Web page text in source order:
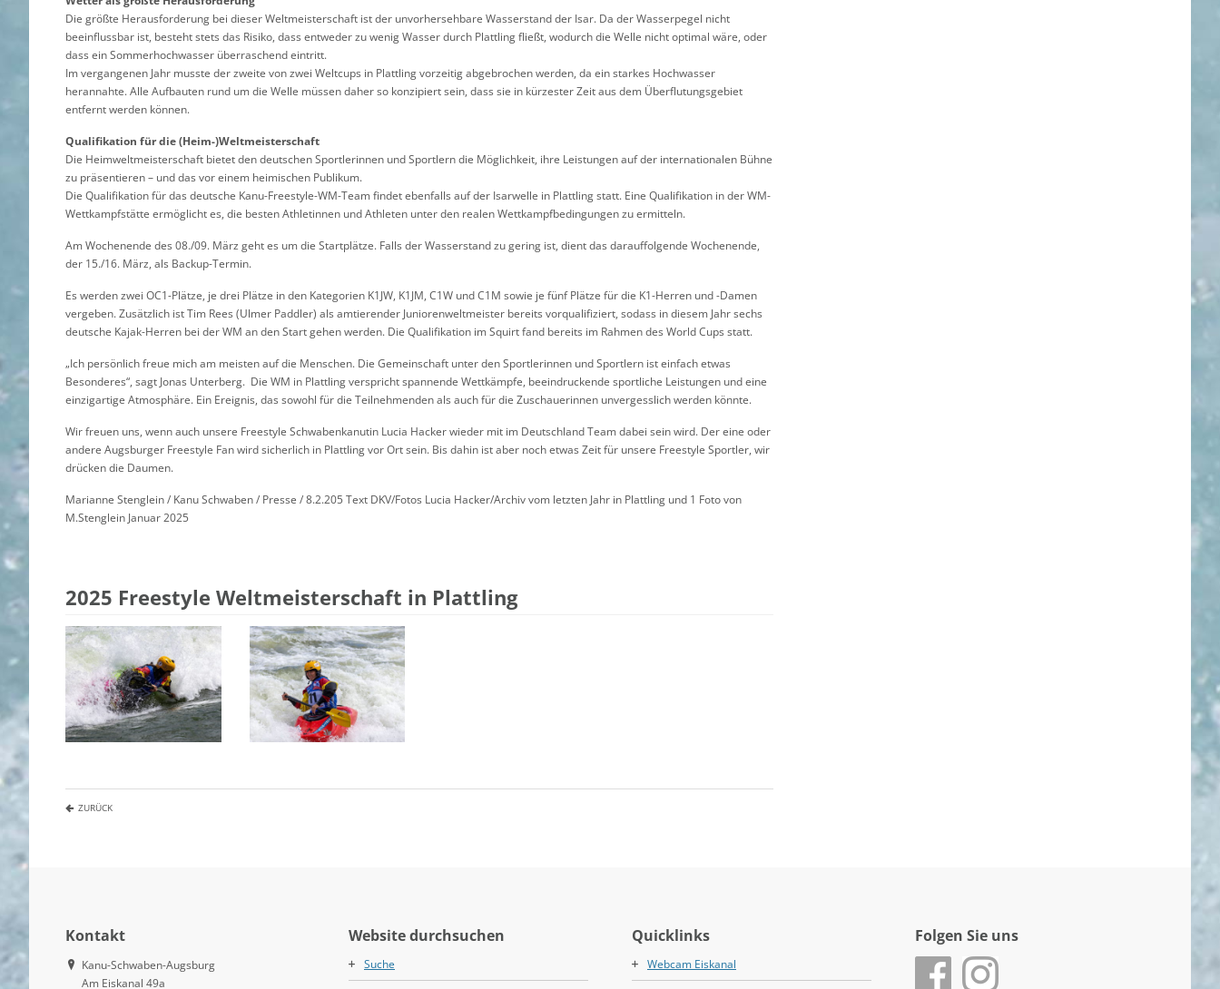
Die größte Herausforderung bei dieser Weltmeisterschaft ist der unvorhersehbare Wasserstand der Isar. Da der Wasserpegel nicht
beeinflussbar ist, besteht stets das Risiko, dass entweder zu wenig Wasser durch Plattling fließt, wodurch die Welle nicht optimal wäre, oder
dass ein Sommerhochwasser überraschend eintritt.
Im vergangenen Jahr musste der zweite von zwei Weltcups in Plattling vorzeitig abgebrochen werden, da ein starkes Hochwasser
herannahte. Alle Aufbauten rund um die Welle müssen daher so konzipiert sein, dass sie in kürzester Zeit aus dem Überflutungsgebiet
entfernt werden können.
Qualifikation für die (Heim-)Weltmeisterschaft
Die Heimweltmeisterschaft bietet den deutschen Sportlerinnen und Sportlern die Möglichkeit, ihre Leistungen auf der internationalen Bühne
zu präsentieren – und das vor einem heimischen Publikum.
Die Qualifikation für das deutsche Kanu-Freestyle-WM-Team findet ebenfalls auf der Isarwelle in Plattling statt. Eine Qualifikation in der WM-
Wettkampfstätte ermöglicht es, die besten Athletinnen und Athleten unter den realen Wettkampfbedingungen zu ermitteln.
Am Wochenende des 08./09. März geht es um die Startplätze. Falls der Wasserstand zu gering ist, dient das darauffolgende Wochenende,
der 15./16. März, als Backup-Termin.
Es werden zwei OC1-Plätze, je drei Plätze in den Kategorien K1JW, K1JM, C1W und C1M sowie je fünf Plätze für die K1-Herren und -Damen
vergeben. Zusätzlich ist Tim Rees (Ulmer Paddler) als amtierender Juniorenweltmeister bereits vorqualifiziert, sodass in diesem Jahr sechs
deutsche Kajak-Herren bei der WM an den Start gehen werden. Die Qualifikation im Squirt fand bereits im Rahmen des World Cups statt.
„Ich persönlich freue mich am meisten auf die Menschen. Die Gemeinschaft unter den Sportlerinnen und Sportlern ist einfach etwas
Besonderes“, sagt Jonas Unterberg. Die WM in Plattling verspricht spannende Wettkämpfe, beeindruckende sportliche Leistungen und eine
einzigartige Atmosphäre. Ein Ereignis, das sowohl für die Teilnehmenden als auch für die Zuschauerinnen unvergesslich werden könnte.
Wir freuen uns, wenn auch unsere Freestyle Schwabenkanutin Lucia Hacker wieder mit im Deutschland Team dabei sein wird. Der eine oder
andere Augsburger Freestyle Fan wird sicherlich in Plattling vor Ort sein. Bis dahin ist aber noch etwas Zeit für unsere Freestyle Sportler, wir
drücken die Daumen.
Marianne Stenglein / Kanu Schwaben / Presse / 8.2.205 Text DKV/Fotos Lucia Hacker/Archiv vom letzten Jahr in Plattling und 1 Foto von
M.Stenglein Januar 2025
2025 Freestyle Weltmeisterschaft in Plattling
ZURÜCK
Kontakt
Kanu-Schwaben-Augsburg
Am Eiskanal 49a
Website durchsuchen
Suche
Quicklinks
Webcam Eiskanal
Folgen Sie uns